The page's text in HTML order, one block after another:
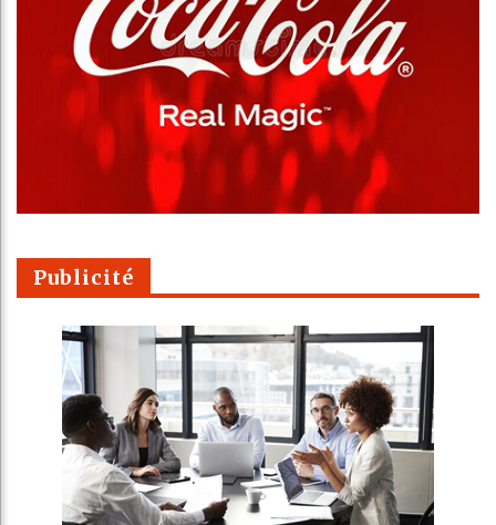
Publicité